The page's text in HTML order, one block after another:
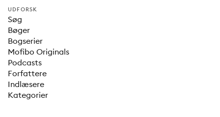
UDFORSK
Søg
Bøger
Bogserier
Mofibo Originals
Podcasts
Forfattere
Indlæsere
Kategorier